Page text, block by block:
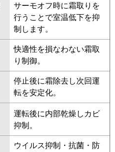
サーモオフ時に霜取りを
行うことで室温低下を抑
制します。
快適性を損なわない霜取
り制御。
停止後に霜除去し次回運
転を安定化。
運転後に内部乾燥しカビ
抑制。
ウイルス抑制・抗菌・防